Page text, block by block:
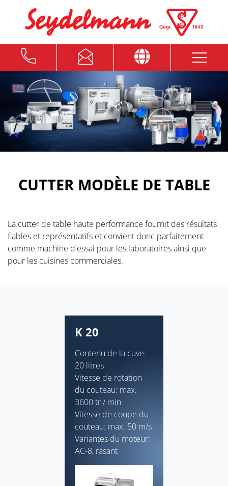
CUTTER MODÈLE DE TABLE
La cutter de table haute performance fournit des résultats
fiables et représentatifs et convient donc parfaitement
comme machine d'essai pour les laboratoires ainsi que
pour les cuisines commerciales.
K 20
Contenu de la cuve:
20 litres
Vitesse de rotation
du couteau: max.
3600 tr / min
Vitesse de coupe du
couteau: max. 50 m/s
Variantes du moteur:
AC-8, rasant